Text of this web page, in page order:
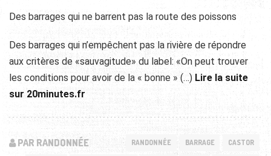
Des barrages qui ne barrent pas la route des poissons
Des barrages qui n’empêchent pas la rivière de répondre
aux critères de «sauvagitude» du label: «On peut trouver
les conditions pour avoir de la « bonne » (…) Lire la suite
sur 20minutes.fr
PAR RANDONNÉE RANDONNÉE BARRAGE CASTOR